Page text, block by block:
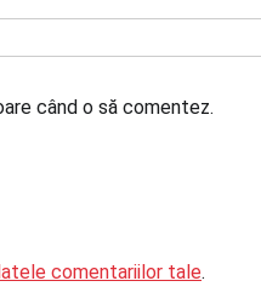
când o să comentez.
comentariilor tale.